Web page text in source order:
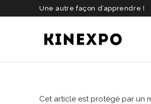
au
Une autre façon d’apprendre !
Cet article est protégé par un